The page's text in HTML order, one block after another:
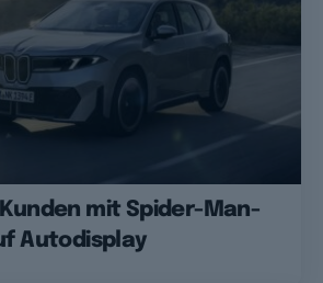
mit Spider-Man-
Autodisplay